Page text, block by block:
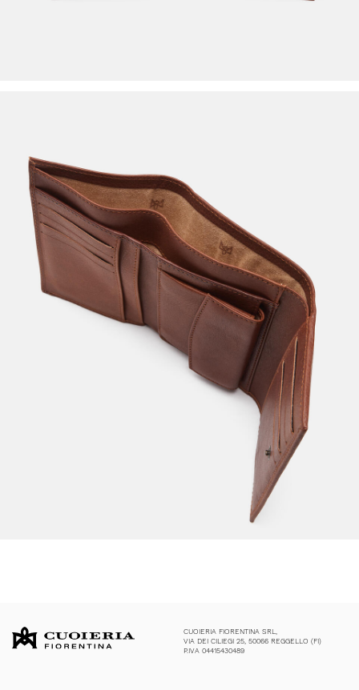
CUOIERIA FIORENTINA SRL,
VIA DEI CILIEGI 25, 50066 REGGELLO (FI)
P.IVA 04415430489